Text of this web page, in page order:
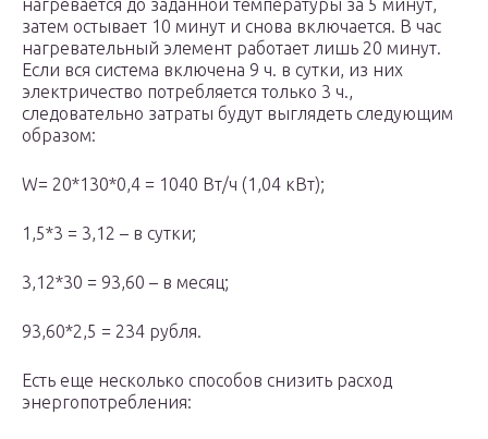
нагревается до заданной температуры за 5 минут,
затем остывает 10 минут и снова включается. В час
нагревательный элемент работает лишь 20 минут.
Если вся система включена 9 ч. в сутки, из них
электричество потребляется только 3 ч.,
следовательно затраты будут выглядеть следующим
образом:
W= 20*130*0,4 = 1040 Вт/ч (1,04 кВт);
1,5*3 = 3,12 – в сутки;
3,12*30 = 93,60 – в месяц;
93,60*2,5 = 234 рубля.
Есть еще несколько способов снизить расход
энергопотребления: